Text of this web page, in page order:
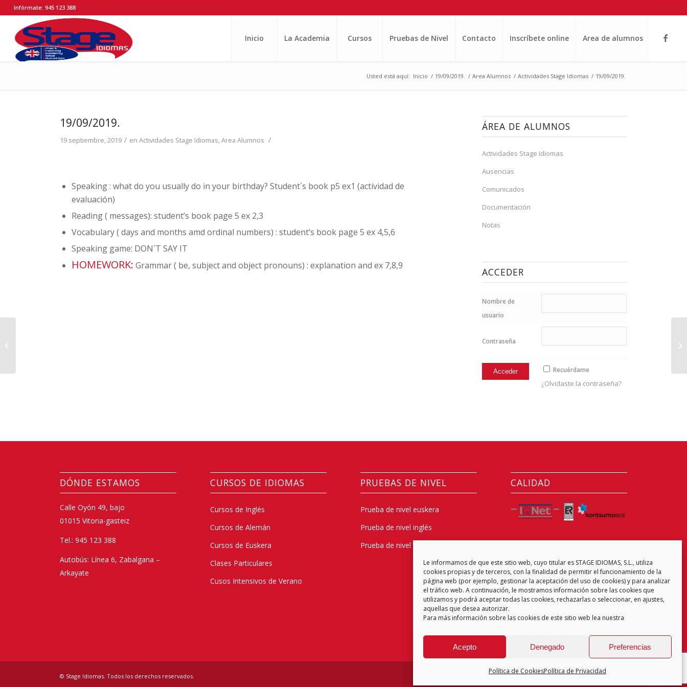
Le informamos de que este sitio web, cuyo titular es STAGE IDIOMAS, S.L., utiliza
cookies propias y de terceros, con la finalidad de permitir el funcionamiento de la
página web (por ejemplo, gestionar la aceptación del uso de cookies) y para analizar
el tráfico web. A continuación, le mostramos información sobre las cookies que
utilizamos y podrá aceptar todas las cookies, rechazarlas o seleccionar, en ajustes,
aquellas que desea autorizar.
Para más información sobre las cookies de este sitio web lea nuestra
Acepto Denegado Preferencias
Política de CookiesPolítica de Privacidad
Infórmate: 945 123 388
Inicio La Academia Cursos Pruebas de Nivel Contacto Inscríbete online Area de alumnos
Usted está aquí: Inicio / 19/09/2019. / Area Alumnos / Actividades Stage Idiomas / 19/09/2019.
19/09/2019.
19 septiembre, 2019 / enActividades Stage Idiomas,Area Alumnos /
Speaking : what do you usually do in your birthday? Student´s book p5 ex1 (actividad de
evaluación)
Reading ( messages): student’s book page 5 ex 2,3
Vocabulary ( days and months amd ordinal numbers) : student’s book page 5 ex 4,5,6
Speaking game: DON´T SAY IT
HOMEWORK: Grammar ( be, subject and object pronouns) : explanation and ex 7,8,9
ÁREA DE ALUMNOS
Actividades Stage Idiomas
Ausencias
Comunicados
Documentación
Notas
ACCEDER
Nombre de
usuario
Contraseña
Recuérdame
¿Olvidaste la contraseña?
DÓNDE ESTAMOS
Calle Oyón 49, bajo
01015 Vitoria-gasteiz
Tel.: 945 123 388
Autobús: Línea 6, Zabalgana –
Arkayate
CURSOS DE IDIOMAS
Cursos de Inglés
Cursos de Alemán
Cursos de Euskera
Clases Particulares
Cusos Intensivos de Verano
PRUEBAS DE NIVEL
Prueba de nivel euskera
Prueba de nivel inglés
Prueba de nivel alemán
CALIDAD
CENTRO EXAMINADOR
© Stage Idiomas. Todos los derechos reservados. Política de Privacidad Aviso Legal Política de Cookies